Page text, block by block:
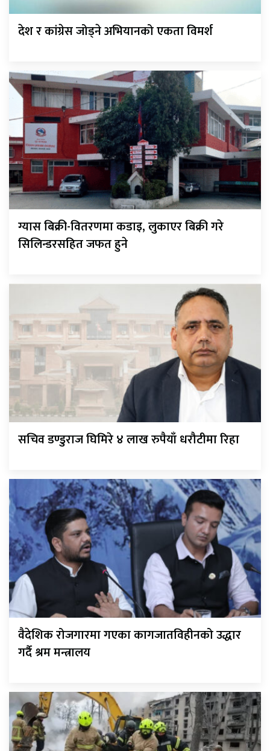
देश र कांग्रेस जोड्ने अभियानको एकता विमर्श
ग्यास बिक्री-वितरणमा कडाइ, लुकाएर बिक्री गरे
सिलिन्डरसहित जफत हुने
सचिव डण्डुराज घिमिरे ४ लाख रुपैयाँ धरौटीमा रिहा
वैदेशिक रोजगारमा गएका कागजातविहीनको उद्धार
गर्दै श्रम मन्त्रालय